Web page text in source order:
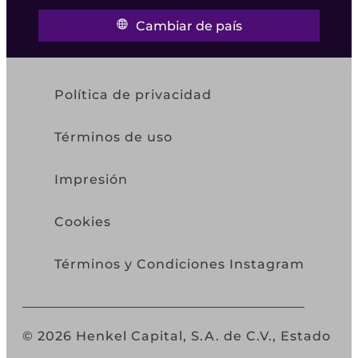
Cambiar de país
Política de privacidad
Términos de uso
Impresión
Cookies
Términos y Condiciones Instagram
© 2026 Henkel Capital, S.A. de C.V., Estado